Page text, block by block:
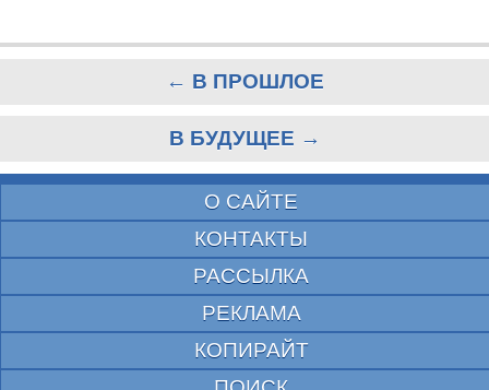
← В ПРОШЛОЕ
В БУДУЩЕЕ →
О САЙТЕ
КОНТАКТЫ
РАССЫЛКА
РЕКЛАМА
КОПИРАЙТ